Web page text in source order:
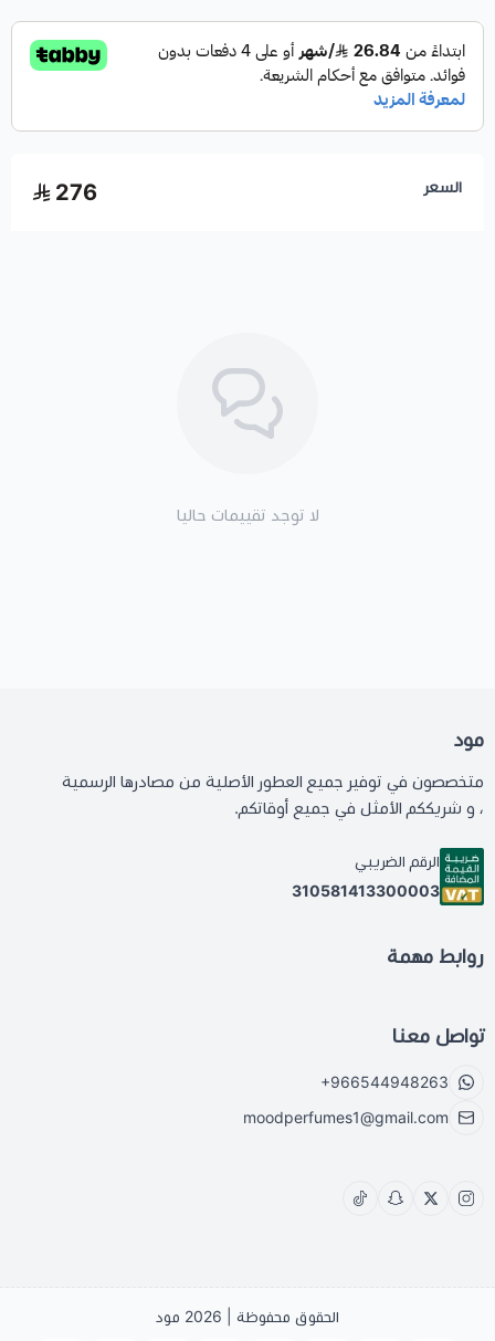
السعر 276
لا توجد تقييمات حاليا
مود
متخصصون في توفير جميع العطور الأصلية من مصادرها الرسمية
، و شريككم الأمثل في جميع أوقاتكم.
الرقم الضريبي
310581413300003
روابط مهمة
تواصل معنا
+966544948263
moodperfumes1@gmail.com
الحقوق محفوظة | 2026 مود